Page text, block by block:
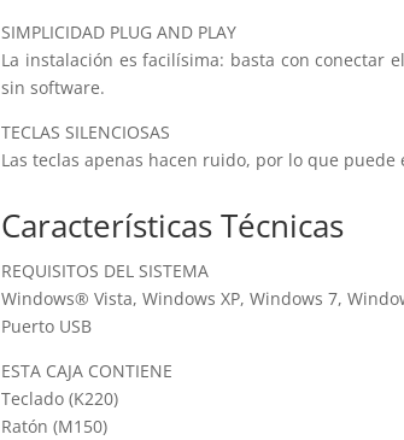
SIMPLICIDAD PLUG AND PLAY
La instalación es facilísima: basta con conectar
sin software.
TECLAS SILENCIOSAS
Las teclas apenas hacen ruido, por lo que
Características Técnicas
REQUISITOS DEL SISTEMA
Windows® Vista, Windows XP, Windows 7,
Puerto USB
ESTA CAJA CONTIENE
Teclado (K220)
Ratón (M150)